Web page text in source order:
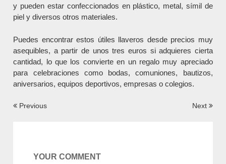
y pueden estar confeccionados en plástico, metal, símil de
piel y diversos otros materiales.
Puedes encontrar estos útiles llaveros desde precios muy
asequibles, a partir de unos tres euros si adquieres cierta
cantidad, lo que los convierte en un regalo muy apreciado
para celebraciones como bodas, comuniones, bautizos,
aniversarios, equipos deportivos, empresas o colegios.
Navegación
Previous Next
YOUR COMMENT